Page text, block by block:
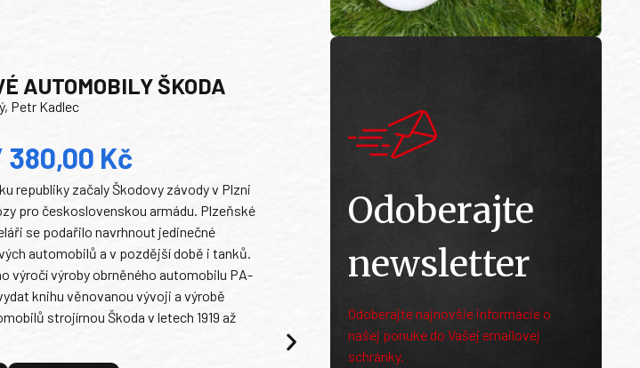
AUTOMOBILY ŠKODA
Petr Kadlec
380,00 Kč
republiky začaly Škodovy závody v Plzni
pro československou armádu. Plzeňské
se podařilo navrhnout jedinečné
automobilů a v pozdější době i tanků.
výročí výroby obrněného automobilu PA-
knihu věnovanou vývoji a výrobě
strojírnou Škoda v letech 1919 až
Odoberajte
newsletter
Odoberajte najnovšie informácie o
našej ponuke do Vašej emailovej
schránky.